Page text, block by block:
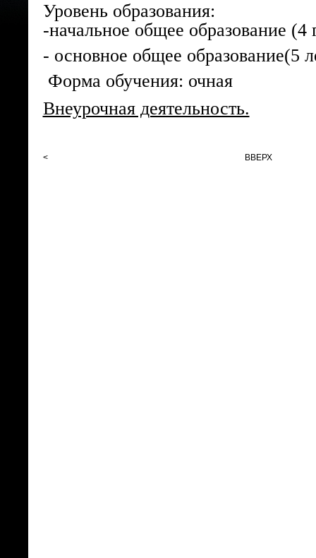
Уровень образования:
-начальное общее образование (4
- основное общее образование(5
Форма обучения: очная
Внеурочная деятельность.
< ВВЕРХ